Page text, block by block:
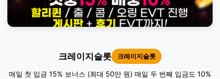
크레이지슬롯 크레이지슬롯
매일 첫 입금 15% 보너스 (최대 50만 원) 매일 두 번째 입금도 10%